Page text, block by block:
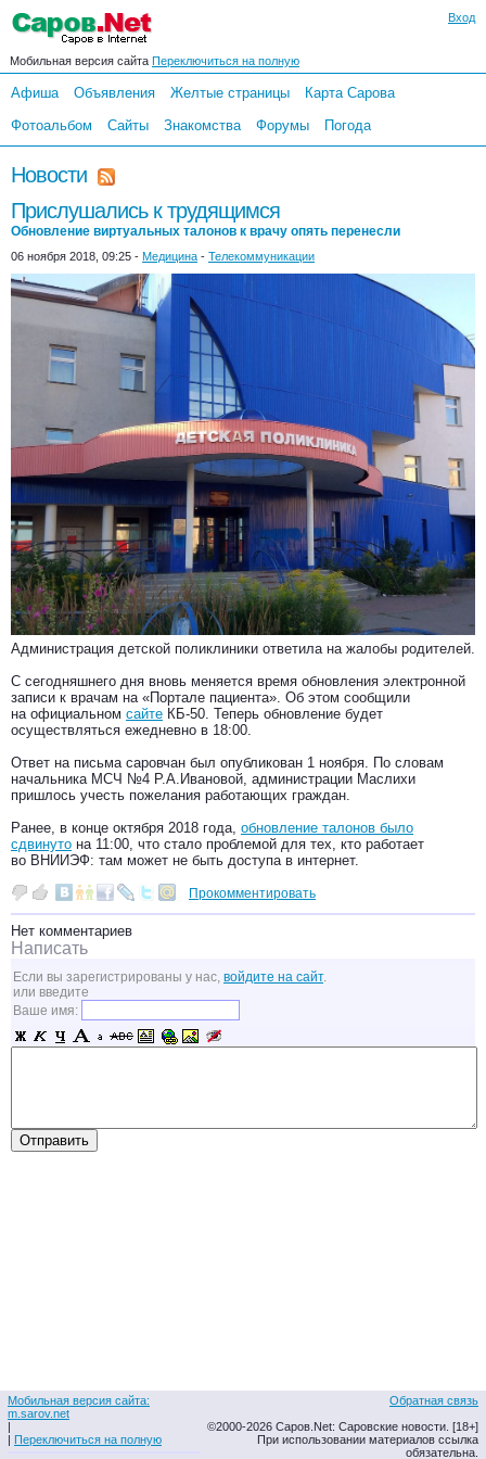
Вход
Мобильная версия сайта Переключиться на полную
Афиша Объявления Желтые страницы
Карта Сарова
Фотоальбом
Сайты Знакомства Форумы Погода
Новости
Прислушались к трудящимся
Обновление виртуальных талонов к врачу опять перенесли
06 ноября 2018, 09:25 - Медицина - Телекоммуникации
Администрация детской поликлиники ответила на жалобы родителей.
С сегодняшнего дня вновь меняется время обновления электронной
записи к врачам на «Портале пациента». Об этом сообщили
на официальном сайте КБ-50. Теперь обновление будет
осуществляться ежедневно в 18:00.
Ответ на письма саровчан был опубликован 1 ноября. По словам
начальника МСЧ №4 Р.А.Ивановой, администрации Маслихи
пришлось учесть пожелания работающих граждан.
Ранее, в конце октября 2018 года, обновление талонов было
сдвинуто на 11:00, что стало проблемой для тех, кто работает
во ВНИИЭФ: там может не быть доступа в интернет.
Прокомментировать
Нет комментариев
Написать
Если вы зарегистрированы у нас, войдите на сайт.
или введите
Ваше имя:
Мобильная версия сайта:
m.sarov.net
|
| Переключиться на полную
Обратная связь
©2000-2026 Саров.Net: Саровские новости. [18+]
При использовании материалов ссылка
обязательна.